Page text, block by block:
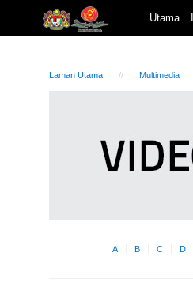
Utama
Laman Utama Multimedia
A B C D